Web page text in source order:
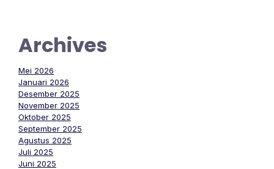
Archives
Mei 2026
Januari 2026
Desember 2025
November 2025
Oktober 2025
September 2025
Agustus 2025
Juli 2025
Juni 2025